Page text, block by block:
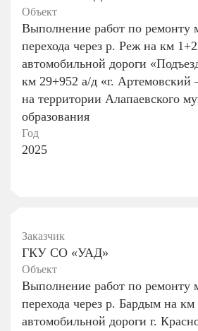
Объект
Выполнение работ по ремонту
перехода через р. Реж на км
автомобильной дороги
км 29+952 а/д «г.
на территории Алапаевского
образования
Год
2025
Заказчик
ГКУ СО «УАД»
Объект
Выполнение работ по ремонту
перехода через р. Бардым на км
автомобильной дороги г.